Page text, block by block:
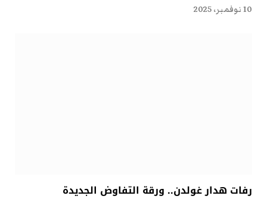
10 نوفمبر، 2025
رفات هدار غولدن.. ورقة التفاوض الجديدة